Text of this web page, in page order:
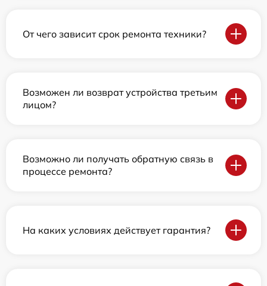
От чего зависит срок ремонта техники?
Возможен ли возврат устройства третьим
лицом?
Возможно ли получать обратную связь в
процессе ремонта?
На каких условиях действует гарантия?